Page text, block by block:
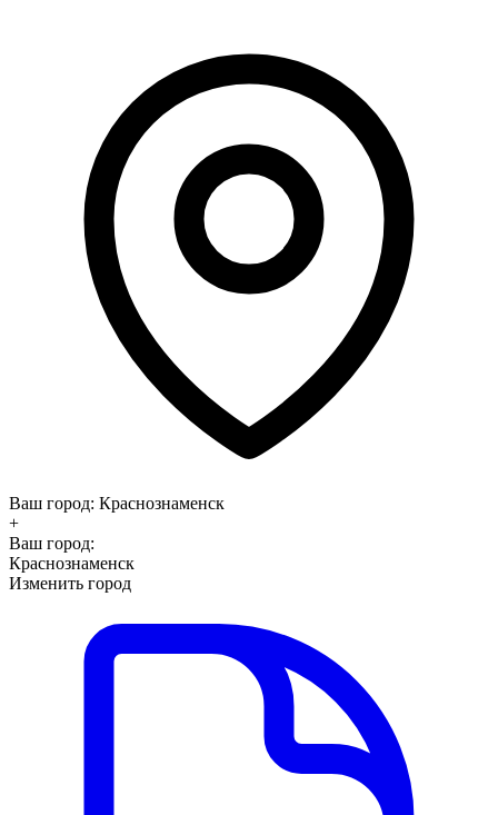
Ваш город: Краснознаменск
+
Ваш город:
Краснознаменск
Изменить город